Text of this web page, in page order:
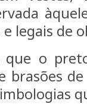
legais de
que o
brasões